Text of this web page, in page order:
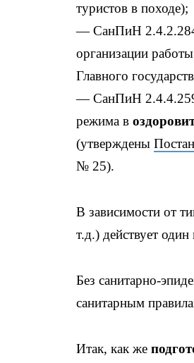
туристов в походе);
— СанПиН
организации работы
Главного
— СанПиН
режима в
(утверждены
№ 25).
В зависимости от
т.д.) действует
Без санитарно-
санитарным
Итак, как же